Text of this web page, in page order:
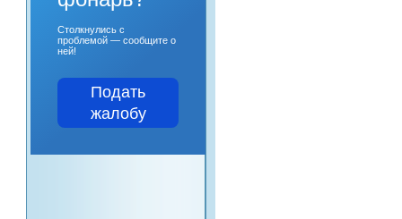
Столкнулись с
проблемой — сообщите о
ней!
Подать
жалобу